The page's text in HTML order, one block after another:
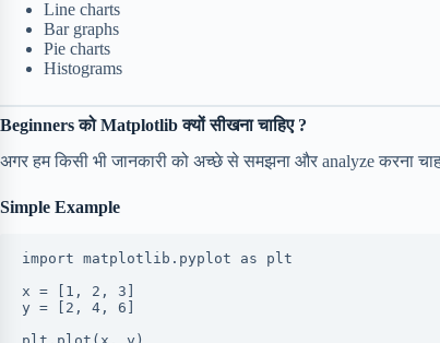
Line charts
Bar graphs
Pie charts
Histograms
Beginners को Matplotlib क्यों सीखना चाहिए ?
अगर हम किसी भी जानकारी को अच्छे से समझना और analyze करना
Simple Example
import matplotlib.pyplot as plt
x = [1, 2, 3]
y = [2, 4, 6]